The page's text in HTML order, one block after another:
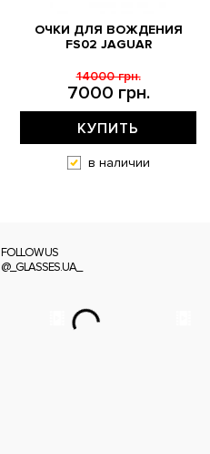
ОЧКИ ДЛЯ ВОЖДЕНИЯ
FS02 JAGUAR
7000 грн.
14000 грн.
КУПИТЬ
в наличии
FOLLOW US
@_GLASSES.UA_